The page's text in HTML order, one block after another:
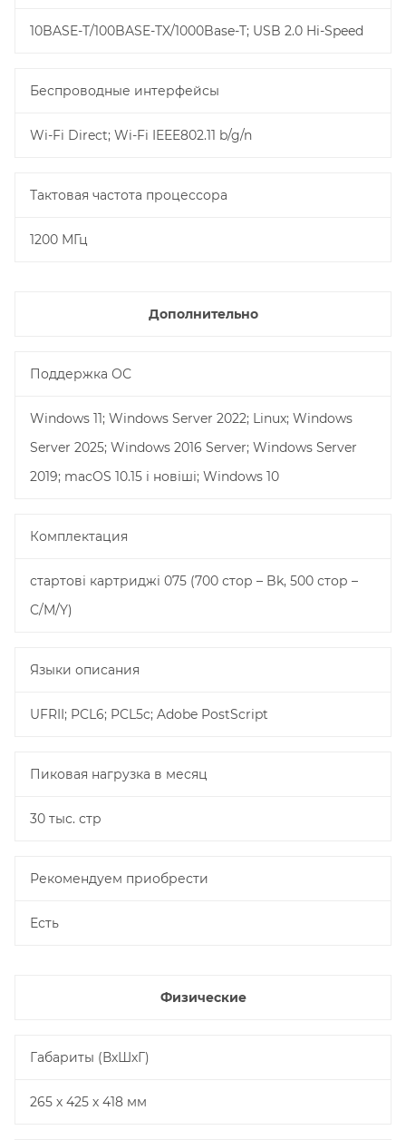
10BASE-T/100BASE-TX/1000Base-T; USB 2.0 Hi-Speed
Беспроводные интерфейсы
Wi-Fi Direct; Wi-Fi IEEE802.11 b/g/n
Тактовая частота процессора
1200 МГц
Дополнительно
Поддержка ОС
Windows 11; Windows Server 2022; Linux; Windows
Server 2025; Windows 2016 Server; Windows Server
2019; macOS 10.15 і новіші; Windows 10
Комплектация
стартові картриджі 075 (700 стор – Bk, 500 стор –
C/M/Y)
Языки описания
UFRII; PCL6; PCL5c; Adobe PostScript
Пиковая нагрузка в месяц
30 тыс. стр
Рекомендуем приобрести
Есть
Физические
Габариты (ВхШхГ)
265 х 425 х 418 мм